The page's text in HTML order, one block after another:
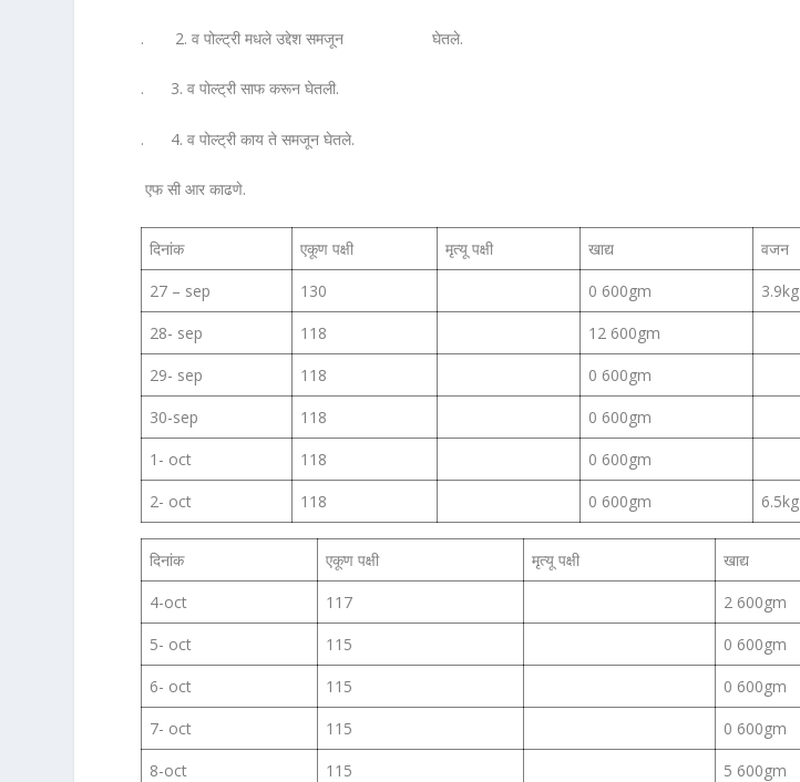
. 2. व पोल्ट्री मधले उद्देश समजून घेतले.
. 3. व पोल्ट्री साफ करून घेतली.
. 4. व पोल्ट्री काय ते समजून घेतले.
एफ सी आर काढणे.
दिनांक एकूण पक्षी मृत्यू पक्षी खाद्य वजन
27 – sep
130 0 600gm
3.9kg
28- sep
118
12 600gm
29- sep
118 0 600gm
30-sep
118
0 600gm
1- oct
118
0 600gm
2- oct
118 0 600gm 6.5kg
दिनांक एकूण पक्षी मृत्यू पक्षी खाद्य
4-oct
117
2 600gm
5- oct
115
0 600gm
6- oct
115
0 600gm
7- oct
115 0 600gm
8-oct
115
5 600gm